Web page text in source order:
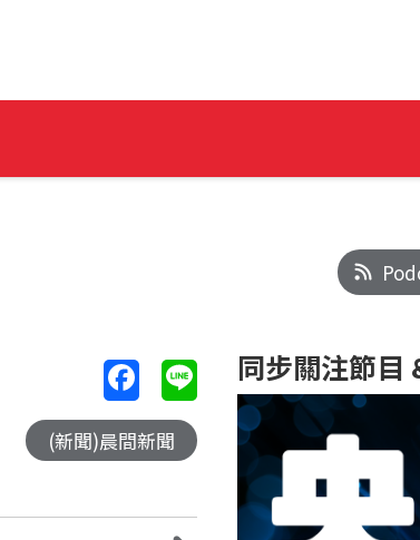
(新聞)晨間新聞
同步關注節目